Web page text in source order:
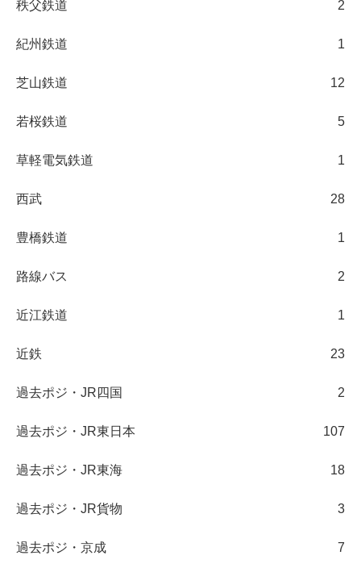
秩父鉄道 2
紀州鉄道 1
芝山鉄道 12
若桜鉄道 5
草軽電気鉄道 1
西武 28
豊橋鉄道 1
路線バス 2
近江鉄道 1
近鉄 23
過去ポジ・JR四国 2
過去ポジ・JR東日本 107
過去ポジ・JR東海 18
過去ポジ・JR貨物 3
過去ポジ・京成 7